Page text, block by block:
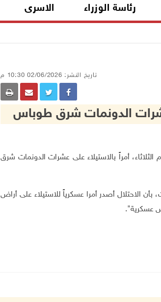
رئاسة الوزراء الاسرى
تاريخ النشر: 02/06/2026 10:30 م
عشرات الدونمات شرق طوباس
اليوم الثلاثاء، أمراً بالاستيلاء على عشرات الدونمات شرق
الاحتلال أصدر أمرا عسكرياً للاستيلاء على أراض